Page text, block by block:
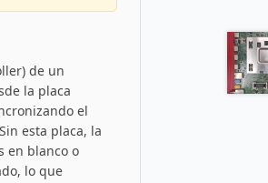
de un
la placa
el
esta placa, la
en blanco o
lo que